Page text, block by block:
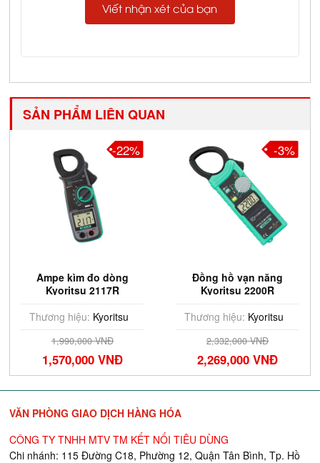
Viết nhận xét của bạn
SẢN PHẨM LIÊN QUAN
Ampe kìm đo dòng
Kyoritsu 2117R
Thương hiệu: Kyoritsu
1,990,000 VNĐ
1,570,000 VNĐ
-22%
Đồng hồ vạn năng
Kyoritsu 2200R
Thương hiệu: Kyoritsu
2,332,000 VNĐ
2,269,000 VNĐ
-3%
VĂN PHÒNG GIAO DỊCH HÀNG HÓA
CÔNG TY TNHH MTV TM KẾT NỐI TIÊU DÙNG
Chi nhánh: 115 Đường C18, Phường 12, Quận Tân Bình, Tp. Hồ